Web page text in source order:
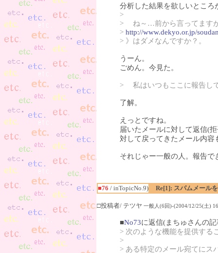
分析した結果を欲しいとこ
>
> ね～…前から言ってますが
> http://www.dekyo.or.jp/
> 》はダメなんですか？。
うーん。
ごめん。今見た。
> 私はいつもここに報告し
了解。
えっとですね。
届いたメールに対して返信(
対して戻ってきたメール内
それじゃー一般の人。報告で
■76 / inTopicNo.9) Re[1]: スパムメール
□投稿者/ テツヤ 一般人(6回)-(2004/12/25(土)
■No73に返信(まちゅさんの記
> 次のような機能を提供する
>
> ある特定のメール宛てにス